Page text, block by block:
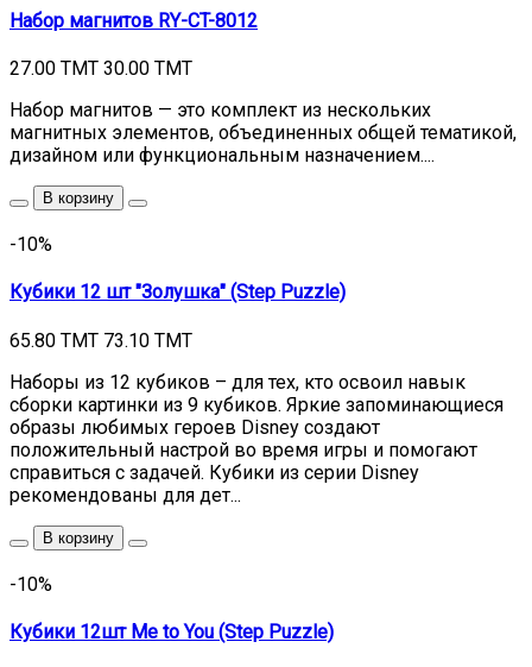
Набор магнитов RY-CT-8012
27.00 TMT 30.00 TMT
Набор магнитов — это комплект из нескольких
магнитных элементов, объединенных общей тематикой,
дизайном или функциональным назначением....
В корзину
-10%
Кубики 12 шт "Золушка" (Step Puzzle)
65.80 TMT 73.10 TMT
Наборы из 12 кубиков – для тех, кто освоил навык
сборки картинки из 9 кубиков. Яркие запоминающиеся
образы любимых героев Disney создают
положительный настрой во время игры и помогают
справиться с задачей. Кубики из серии Disney
рекомендованы для дет...
В корзину
-10%
Кубики 12шт Me to You (Step Puzzle)